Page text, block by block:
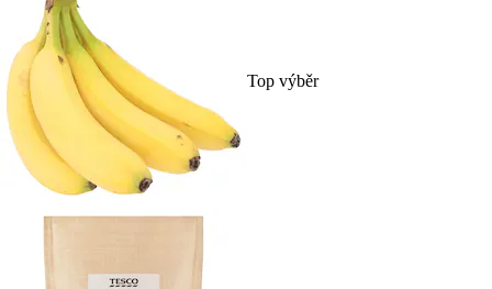
Top výběr